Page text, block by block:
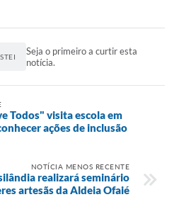
Seja o primeiro a curtir esta
notícia.
Todos" visita escola em
ações de inclusão
NOTÍCIA MENOS RECENTE
realizará seminário
artesãs da Aldeia Ofaié